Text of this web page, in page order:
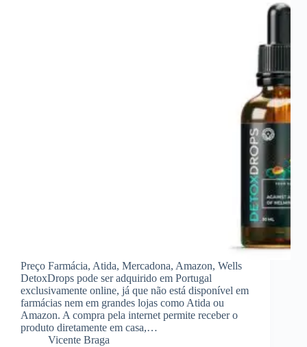
Preço Farmácia, Atida, Mercadona, Amazon, Wells
DetoxDrops pode ser adquirido em Portugal
exclusivamente online, já que não está disponível em
farmácias nem em grandes lojas como Atida ou
Amazon. A compra pela internet permite receber o
produto diretamente em casa,…
Vicente Braga